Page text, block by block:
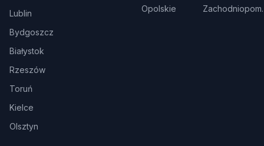
Lublin
Bydgoszcz
Białystok
Rzeszów
Toruń
Kielce
Olsztyn
Opolskie
Zachodniopom.